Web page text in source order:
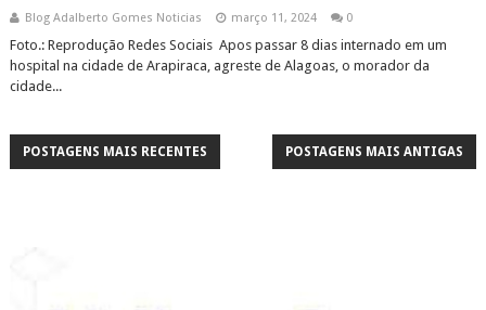
Blog Adalberto Gomes Noticias março 11, 2024 0
Foto.: Reprodução Redes Sociais Apos passar 8 dias internado em um
hospital na cidade de Arapiraca, agreste de Alagoas, o morador da
cidade...
POSTAGENS MAIS RECENTES POSTAGENS MAIS ANTIGAS